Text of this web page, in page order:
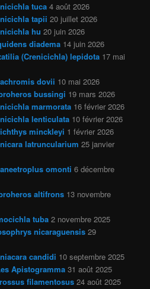
tuca 4 août 2026
tapii 20 juillet 2026
hu 20 juin 2026
diadema 14 juin 2026
(Crenicichla) lepidota 17 mai
dovii 10 mai 2026
bussingi 19 mars 2026
marmorata 16 février 2026
lenticulata 10 février 2026
minckleyi 1 février 2026
latruncularium 25 janvier
omonti 6 décembre
altifrons 13 novembre
tuba 2 novembre 2025
nicaraguensis 29
candidi 10 septembre 2025
Apistogramma 31 août 2025
filamentosus 24 août 2025